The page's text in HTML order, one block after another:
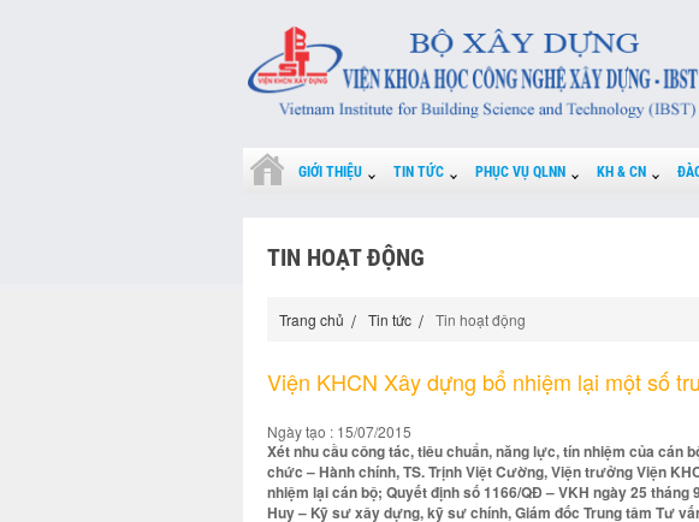
GIỚI THIỆU TIN TỨC PHỤC VỤ QLNN KH & CN
TIN HOẠT ĐỘNG
Trang chủ Tin tức Tin hoạt động
Viện KHCN Xây dựng bổ nhiệm lại một số
Ngày tạo : 15/07/2015
Xét nhu cầu công tác, tiêu chuẩn, năng lực, tín nhiệm của cán
chức – Hành chính, TS. Trịnh Việt Cường, Viện trưởng Viện
nhiệm lại cán bộ; Quyết định số 1166/QĐ – VKH ngày 25 tháng
Huy – Kỹ sư xây dựng, kỹ sư chính, Giám đốc Trung tâm Tư